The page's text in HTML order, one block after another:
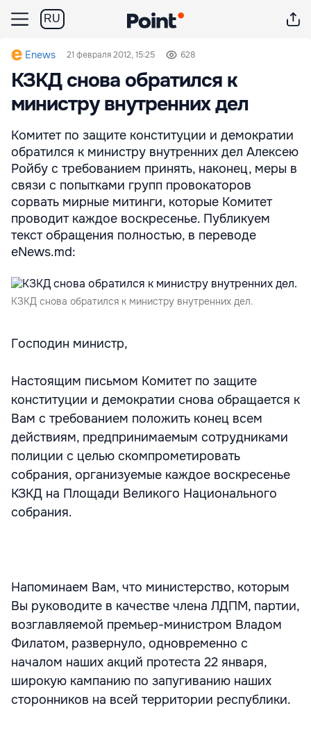
RU
Enews 21 февраля 2012, 15:25 628
КЗКД снова обратился к
министру внутренних дел
Комитет по защите конституции и демократии
обратился к министру внутренних дел Алексею
Ройбу с требованием принять, наконец, меры в
связи с попытками групп провокаторов
сорвать мирные митинги, которые Комитет
проводит каждое воскресенье. Публикуем
текст обращения полностью, в переводе
eNews.md:
КЗКД снова обратился к министру внутренних дел.
Господин министр,
Настоящим письмом Комитет по защите
конституции и демократии снова обращается к
Вам с требованием положить конец всем
действиям, предпринимаемым сотрудниками
полиции с целью скомпрометировать
собрания, организуемые каждое воскресенье
КЗКД на Площади Великого Национального
собрания.
Напоминаем Вам, что министерство, которым
Вы руководите в качестве члена ЛДПМ, партии,
возглавляемой премьер-министром Владом
Филатом, развернуло, одновременно с
началом наших акций протеста 22 января,
широкую кампанию по запугиванию наших
сторонников на всей территории республики.